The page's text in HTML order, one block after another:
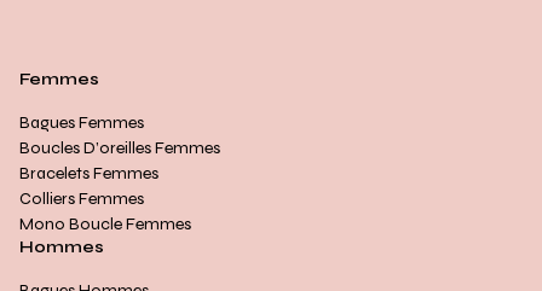
Femmes
Bagues Femmes
Boucles D’oreilles Femmes
Bracelets Femmes
Colliers Femmes
Mono Boucle Femmes
Hommes